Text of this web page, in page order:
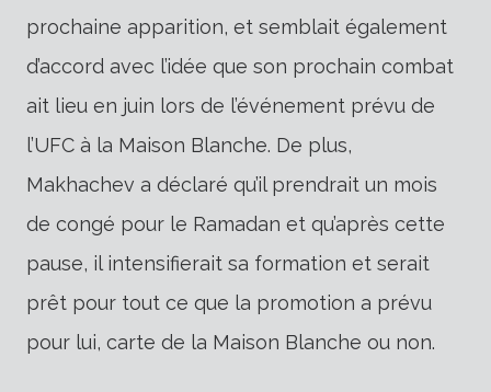
prochaine apparition, et semblait également
d’accord avec l’idée que son prochain combat
ait lieu en juin lors de l’événement prévu de
l’UFC à la Maison Blanche. De plus,
Makhachev a déclaré qu’il prendrait un mois
de congé pour le Ramadan et qu’après cette
pause, il intensifierait sa formation et serait
prêt pour tout ce que la promotion a prévu
pour lui, carte de la Maison Blanche ou non.